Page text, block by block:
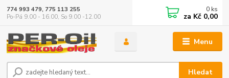
Menu
Hledat
774 993 479, 775 113 255
Po-Pá 9.00 - 16.00, So 9.00 -12.00
0 ks
za Kč 0,00